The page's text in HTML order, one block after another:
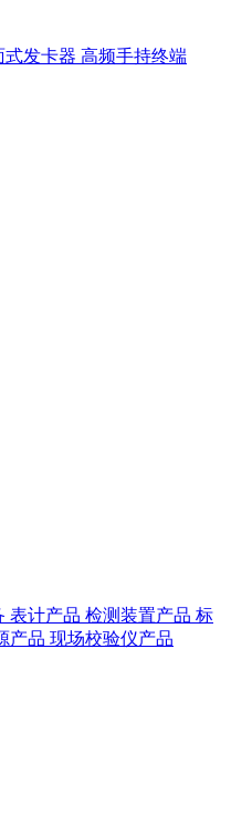
式发卡器 高频手持终端
表计产品 检测装置产品 标
产品 现场校验仪产品